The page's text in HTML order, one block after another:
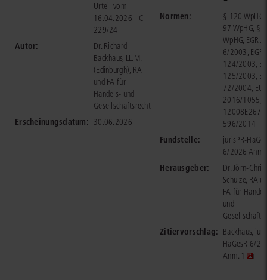
Urteil vom
16.04.2026 - C-
229/24
Autor:
Dr. Richard
Backhaus, LL.M.
(Edinburgh), RA
und FA für
Handels- und
Gesellschaftsrecht
Erscheinungsdatum: 30.06.2026
Normen:
§ 120 WpHG,
97 WpHG, §
WpHG, EGRL
6/2003, EGRL
124/2003,
125/2003,
72/2004,
2016/1055,
12008E267,
596/2014
Fundstelle:
jurisPR-
6/2026 Anm.
Herausgeber:
Dr. Jörn-
Schulze, RA
FA für
und
Zitiervorschlag: Backhaus,
HaGesR 6/
Anm. 1